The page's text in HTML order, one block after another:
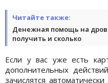
Читайте также:
Денежная помощь на
получить и сколько
Если у вас уже есть
дополнительных
зачислятся